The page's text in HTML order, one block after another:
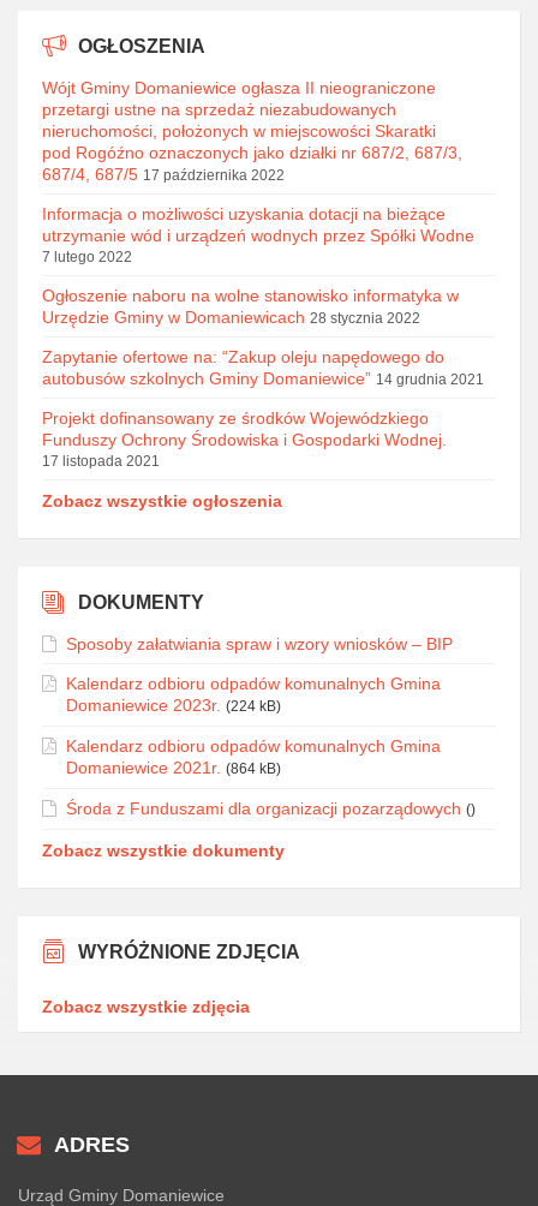
OGŁOSZENIA
Wójt Gminy Domaniewice ogłasza II nieograniczone
przetargi ustne na sprzedaż niezabudowanych
nieruchomości, położonych w miejscowości Skaratki
pod Rogóźno oznaczonych jako działki nr 687/2, 687/3,
687/4, 687/5 17 października 2022
Informacja o możliwości uzyskania dotacji na bieżące
utrzymanie wód i urządzeń wodnych przez Spółki Wodne
7 lutego 2022
Ogłoszenie naboru na wolne stanowisko informatyka w
Urzędzie Gminy w Domaniewicach 28 stycznia 2022
Zapytanie ofertowe na: “Zakup oleju napędowego do
autobusów szkolnych Gminy Domaniewice” 14 grudnia 2021
Projekt dofinansowany ze środków Wojewódzkiego
Funduszy Ochrony Środowiska i Gospodarki Wodnej.
17 listopada 2021
Zobacz wszystkie ogłoszenia
DOKUMENTY
Sposoby załatwiania spraw i wzory wniosków – BIP
Kalendarz odbioru odpadów komunalnych Gmina
Domaniewice 2023r. (224 kB)
Kalendarz odbioru odpadów komunalnych Gmina
Domaniewice 2021r. (864 kB)
Środa z Funduszami dla organizacji pozarządowych ()
Zobacz wszystkie dokumenty
WYRÓŻNIONE ZDJĘCIA
Zobacz wszystkie zdjęcia
ADRES
Urząd Gminy Domaniewice